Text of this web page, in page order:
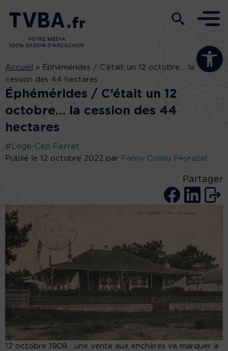
Ouvrir la
Accueil » Éphémérides / C’était un 12 octobre… la
cession des 44 hectares
Éphémérides / C’était un 12
octobre… la cession des 44
hectares
#Lège-Cap Ferret
Publié le 12 octobre 2022 par Fanny Colleu Peyrazat
Partager
12 octobre 1908 : une vente aux enchères va marquer à